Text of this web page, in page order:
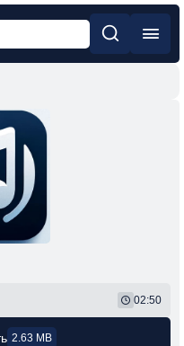
02:50
2.63 MB